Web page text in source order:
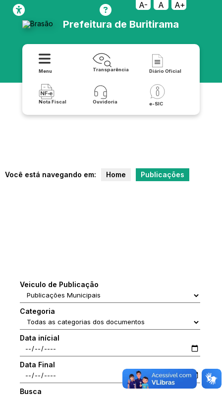
A- A A+
Prefeitura de Buritirama
Menu Transparência Diário Oficial
Nota Fiscal Ouvidoria e-SIC
Você está navegando em: Home Publicações
Veiculo de Publicação
Categoria
Data inícial
Data Final
Busca